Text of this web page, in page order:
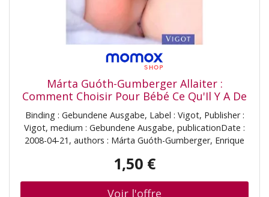
Márta Guóth-Gumberger Allaiter :
Comment Choisir Pour Bébé Ce Qu'Il Y A De
Mieux
Binding : Gebundene Ausgabe, Label : Vigot, Publisher :
Vigot, medium : Gebundene Ausgabe, publicationDate :
2008-04-21, authors : Márta Guóth-Gumberger, Enrique
languages : french, ISBN : 2711419312
1,50 €